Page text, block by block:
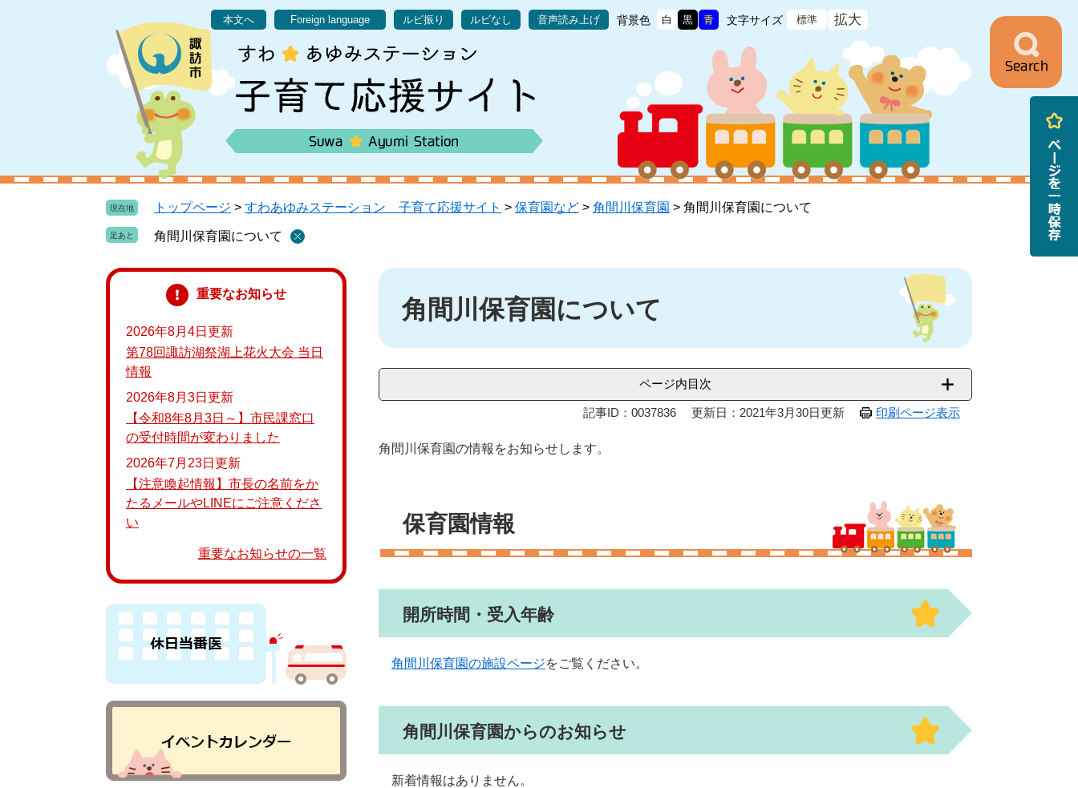
本
ニ
本文へ Foreign language ルビ振り ルビなし 音声読み上げ 背景色 白 黒 青 文字サイズ 標準 拡大
現在地 トップページ > すわあゆみステーション 子育て応援サイト > 保育園など > 角間川保育園 > 角間川保育園について
角間川保育園について
本
角間川保育園について
ページ内目次
記事ID：0037836 更新日：2021年3月30日更新 印刷ページ表示
角間川保育園の情報をお知らせします。
保育園情報
開所時間・受入年齢
角間川保育園の施設ページをご覧ください。
角間川保育園からのお知らせ
新着情報はありません。
重要なお知らせ
2026年8月4日更新
第78回諏訪湖祭湖上花火大会 当日
情報
2026年8月3日更新
【令和8年8月3日～】市民課窓口
の受付時間が変わりました
2026年7月23日更新
【注意喚起情報】市長の名前をか
たるメールやLINEにご注意くださ
い
重要なお知らせの一覧